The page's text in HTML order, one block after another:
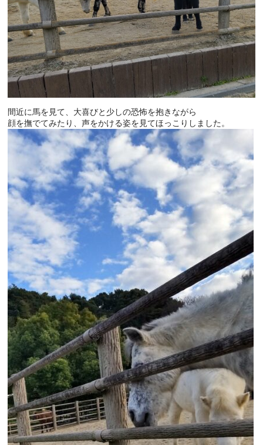
間近に馬を見て、大喜びと少しの恐怖を抱きながら
顔を撫でてみたり、声をかける姿を見てほっこりしました。